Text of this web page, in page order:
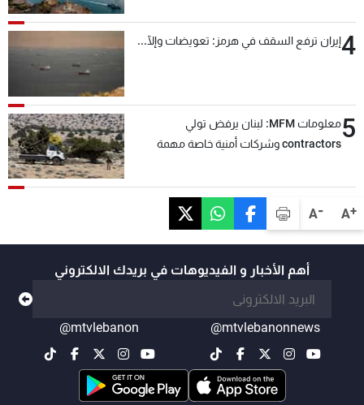
A+
A-
4إيران ترفع السقف في هرمز: تعويضات وإلّا...
5
معلومات MFM: لبنان يرفض تولي
contractors وشركات أمنية خاصة مهمة
أهم الأخبار و الفيديوهات في بريدك الالكتروني
@mtvlebanonnews
@mtvlebanon